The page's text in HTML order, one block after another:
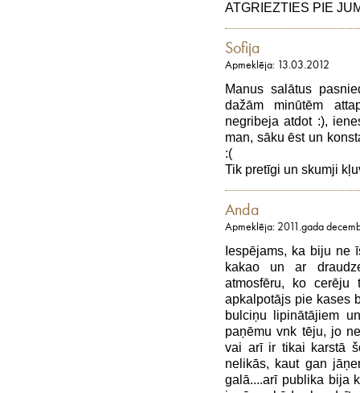
ATGRIEZTIES PIE
Sofija
Apmeklēja: 13.03.2012
Manus salātus
dažām minūtēm
negribeja atdot :),
man, sāku ēst un
:(
Tik pretīgi un skumji
Anda
Apmeklēja: 2011.gada
Iespējams, ka biju ne
kakao un ar
atmosfēru, ko cerēju
apkalpotājs pie kases
bulciņu lipinātājiem
paņēmu vnk tēju, jo
vai arī ir tikai karstā
nelikās, kaut gan
galā....arī publika bija